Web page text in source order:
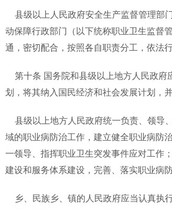
县级以上人民政府安全生产监督管理部
动保障行政部门（以下统称职业卫生监督
通，密切配合，按照各自职责分工，依法
第十条 国务院和县级以上地方人民政府
划，将其纳入国民经济和社会发展计划，并
县级以上地方人民政府统一负责、领导
域的职业病防治工作，建立健全职业病防
一领导、指挥职业卫生突发事件应对工作
建设和服务体系建设，完善、落实职业病
乡、民族乡、镇的人民政府应当认真执